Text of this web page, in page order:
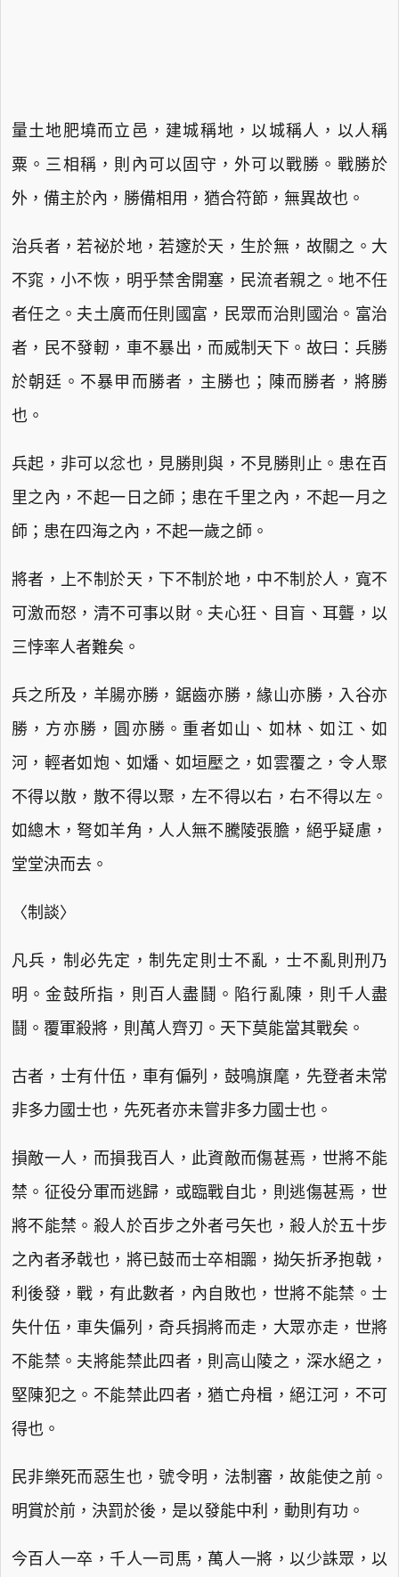
量土地肥墝而立邑，建城稱地，以城稱人，以人稱
粟。三相稱，則內可以固守，外可以戰勝。戰勝於
外，備主於內，勝備相用，猶合符節，無異故也。
治兵者，若祕於地，若邃於天，生於無，故關之。大
不窕，小不恢，明乎禁舍開塞，民流者親之。地不任
者任之。夫土廣而任則國富，民眾而治則國治。富治
者，民不發軔，車不暴出，而威制天下。故曰：兵勝
於朝廷。不暴甲而勝者，主勝也；陳而勝者，將勝
也。
兵起，非可以忿也，見勝則與，不見勝則止。患在百
里之內，不起一日之師；患在千里之內，不起一月之
師；患在四海之內，不起一歲之師。
將者，上不制於天，下不制於地，中不制於人，寬不
可激而怒，清不可事以財。夫心狂、目盲、耳聾，以
三悖率人者難矣。
兵之所及，羊腸亦勝，鋸齒亦勝，緣山亦勝，入谷亦
勝，方亦勝，圓亦勝。重者如山、如林、如江、如
河，輕者如炮、如燔、如垣壓之，如雲覆之，令人聚
不得以散，散不得以聚，左不得以右，右不得以左。
如總木，弩如羊角，人人無不騰陵張膽，絕乎疑慮，
堂堂決而去。
〈制談〉
凡兵，制必先定，制先定則士不亂，士不亂則刑乃
明。金鼓所指，則百人盡鬪。陷行亂陳，則千人盡
鬪。覆軍殺將，則萬人齊刃。天下莫能當其戰矣。
古者，士有什伍，車有偏列，鼓鳴旗麾，先登者未常
非多力國士也，先死者亦未嘗非多力國士也。
損敵一人，而損我百人，此資敵而傷甚焉，世將不能
禁。征役分軍而逃歸，或臨戰自北，則逃傷甚焉，世
將不能禁。殺人於百步之外者弓矢也，殺人於五十步
之內者矛戟也，將已鼓而士卒相嚻，拗矢折矛抱戟，
利後發，戰，有此數者，內自敗也，世將不能禁。士
失什伍，車失偏列，奇兵捐將而走，大眾亦走，世將
不能禁。夫將能禁此四者，則高山陵之，深水絕之，
堅陳犯之。不能禁此四者，猶亡舟楫，絕江河，不可
得也。
民非樂死而惡生也，號令明，法制審，故能使之前。
明賞於前，決罰於後，是以發能中利，動則有功。
今百人一卒，千人一司馬，萬人一將，以少誅眾，以